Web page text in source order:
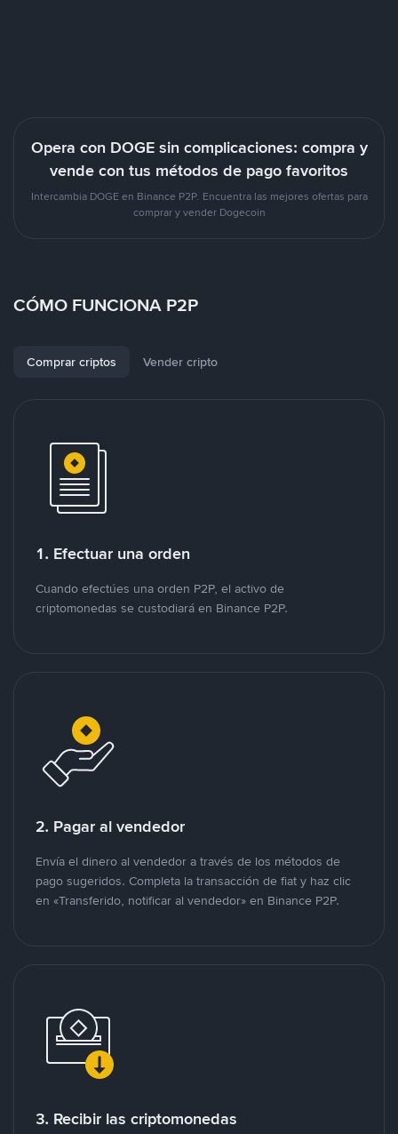
Opera con DOGE sin complicaciones: compra y
vende con tus métodos de pago favoritos
Intercambia DOGE en Binance P2P. Encuentra las mejores ofertas para
comprar y vender Dogecoin
CÓMO FUNCIONA P2P
Comprar criptos Vender cripto
1. Efectuar una orden
Cuando efectúes una orden P2P, el activo de
criptomonedas se custodiará en Binance P2P.
2. Pagar al vendedor
Envía el dinero al vendedor a través de los métodos de
pago sugeridos. Completa la transacción de fiat y haz clic
en «Transferido, notificar al vendedor» en Binance P2P.
3. Recibir las criptomonedas